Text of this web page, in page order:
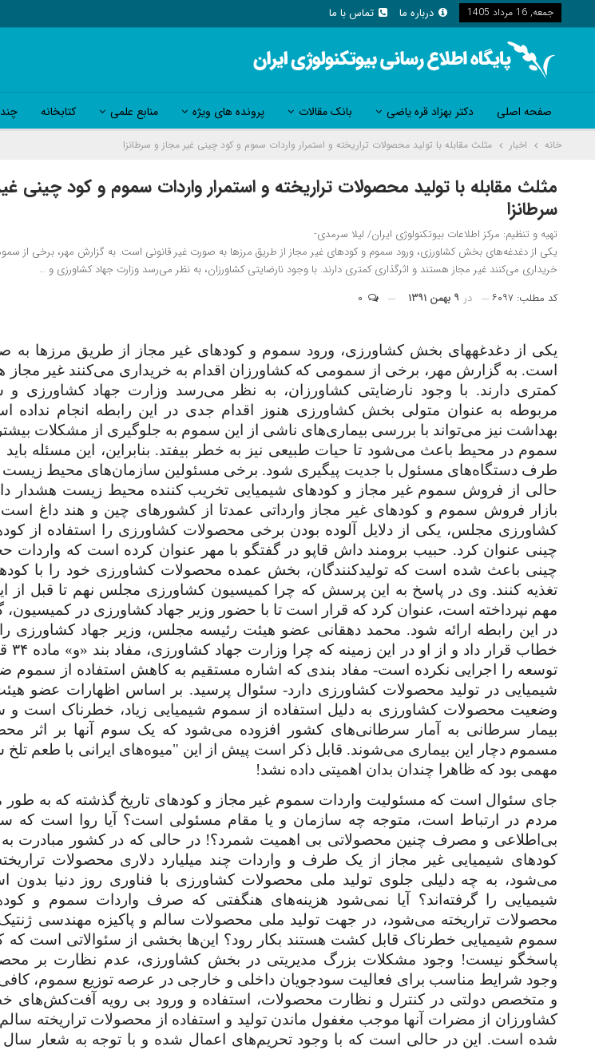
جمعه, 16 مرداد 1405 درباره ما تماس با ما
صفحه اصلی دکتر بهزاد قره یاضی بانک مقالات پرونده های ویژه منابع علمی کتابخانه
خانه اخبار مثلث مقابله با تولید محصولات تراریخته و استمرار واردات سموم و کود چینی غیر مجاز و سرطانزا
مثلث مقابله با تولید محصولات تراریخته و استمرار واردات سموم و کود چینی
سرطانزا
تهیه و تنظیم: مرکز اطلاعات بیوتکنولوژی ایران/ لیلا سرمدی-
یکی از دغدغه‌های بخش کشاورزی، ورود سموم و کودهای غیر مجاز از طریق مرزها به صورت غیر قانونی است. به گزارش مهر، برخی از
خریداری می‌کنند غیر مجاز هستند و اثرگذاری کمتری دارند. با وجود نارضایتی کشاورزان، به نظر می‌رسد وزارت جهاد کشاورزی و …
کد مطلب: ۶۰۹۷ در ۹ بهمن ۱۳۹۱
یکی از دغدغه­های بخش کشاورزی، ورود سموم و کودهای غیر مجاز از طریق مرزها به
است. به گزارش مهر، برخی از سمومی که کشاورزان اقدام به خریداری می‌کنند غیر مجاز
کمتری دارند. با وجود نارضایتی کشاورزان، به نظر می‌رسد وزارت جهاد کشاورزی و
مربوطه به عنوان متولی بخش کشاورزی هنوز اقدام جدی در این رابطه انجام نداده
بهداشت نیز می‌تواند با بررسی بیماری‌های ناشی از این سموم به جلوگیری از مشکلات
سموم در محیط باعث می‌شود تا حیات طبیعی نیز به خطر بیفتد. بنابراین، این مسئله باید
طرف دستگاه‌های مسئول با جدیت پیگیری شود. برخی مسئولین سازمان‌های محیط زیست
حالی از فروش سموم غیر مجاز و کودهای شیمیایی تخریب کننده محیط زیست هشدار
بازار فروش سموم و کودهای غیر مجاز وارداتی عمدتا از کشورهای چین و هند داغ
کشاورزی مجلس، یکی از دلایل آلوده بودن برخی محصولات کشاورزی را استفاده از
چینی عنوان کرد. حبیب برومند داش قاپو در گفتگو با مهر عنوان کرده است که واردات
چینی باعث شده است که تولیدکنندگان، بخش عمده محصولات کشاورزی خود را با
تغذیه کنند. وی در پاسخ به این پرسش که چرا کمیسیون کشاورزی مجلس نهم تا قبل از
مهم نپرداخته است، عنوان کرد که قرار است تا با حضور وزیر جهاد کشاورزی در
در این رابطه ارائه شود. محمد دهقانی عضو هیئت رئیسه مجلس، وزیر جهاد کشاورزی
توسعه را اجرایی نکرده است- مفاد بندی که اشاره مستقیم به کاهش استفاده از سموم
شیمیایی در تولید محصولات کشاورزی دارد- سئوال پرسید. بر اساس اظهارات عضو
وضعیت محصولات کشاورزی به دلیل استفاده از سموم شیمیایی زیاد، خطرناک است و
بیمار سرطانی به آمار سرطانی‌های کشور افزوده می‌شود که یک سوم آنها بر اثر
مسموم دچار این بیماری می‌شوند. قابل ذکر است پیش از این "میوه‌های ایرانی با طعم
مهمی بود که ظاهرا چندان بدان اهمیتی داده نشد!
جای سئوال است که مسئولیت واردات سموم غیر مجاز و کودهای تاریخ گذشته که به طور
مردم در ارتباط است، متوجه چه سازمان و یا مقام مسئولی است؟ آیا روا است که
بی‌اطلاعی و مصرف چنین محصولاتی بی اهمیت شمرد؟! در حالی که در کشور مبادرت
کودهای شیمیایی غیر مجاز از یک طرف و واردات چند میلیارد دلاری محصولات
می‌شود، به چه دلیلی جلوی تولید ملی محصولات کشاورزی با فناوری روز دنیا بدون
شیمیایی را گرفته‌اند؟ آیا نمی‌شود هزینه‌های هنگفتی که صرف واردات سموم و
محصولات تراریخته می‌شود، در جهت تولید ملی محصولات سالم و پاکیزه مهندسی ژنتیک
سموم شیمیایی خطرناک قابل کشت هستند بکار رود؟ این‌ها بخشی از سئوالاتی است که
پاسخگو نیست! وجود مشکلات بزرگ مدیریتی در بخش کشاورزی، عدم نظارت بر
وجود شرایط مناسب برای فعالیت سودجویان داخلی و خارجی در عرصه توزیع سموم، کافی
و متخصص دولتی در کنترل و نظارت محصولات، استفاده و ورود بی رویه آفت‌کش‌های
کشاورزان از مضرات آنها موجب مغفول ماندن تولید و استفاده از محصولات تراریخته
شده است. این در حالی است که با وجود تحریم‌های اعمال شده و با توجه به شعار سال